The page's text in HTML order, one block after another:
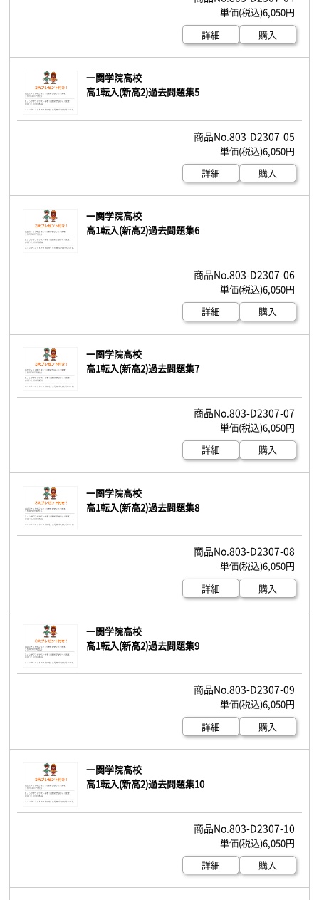
6,050円
詳細
購入
一関学院高校
高1転入(新高2)過去問題集5
803-D2307-05
6,050円
詳細
購入
一関学院高校
高1転入(新高2)過去問題集6
803-D2307-06
6,050円
詳細
購入
一関学院高校
高1転入(新高2)過去問題集7
803-D2307-07
6,050円
詳細
購入
一関学院高校
高1転入(新高2)過去問題集8
803-D2307-08
6,050円
詳細
購入
一関学院高校
高1転入(新高2)過去問題集9
803-D2307-09
6,050円
詳細
購入
一関学院高校
高1転入(新高2)過去問題集10
803-D2307-10
6,050円
詳細
購入